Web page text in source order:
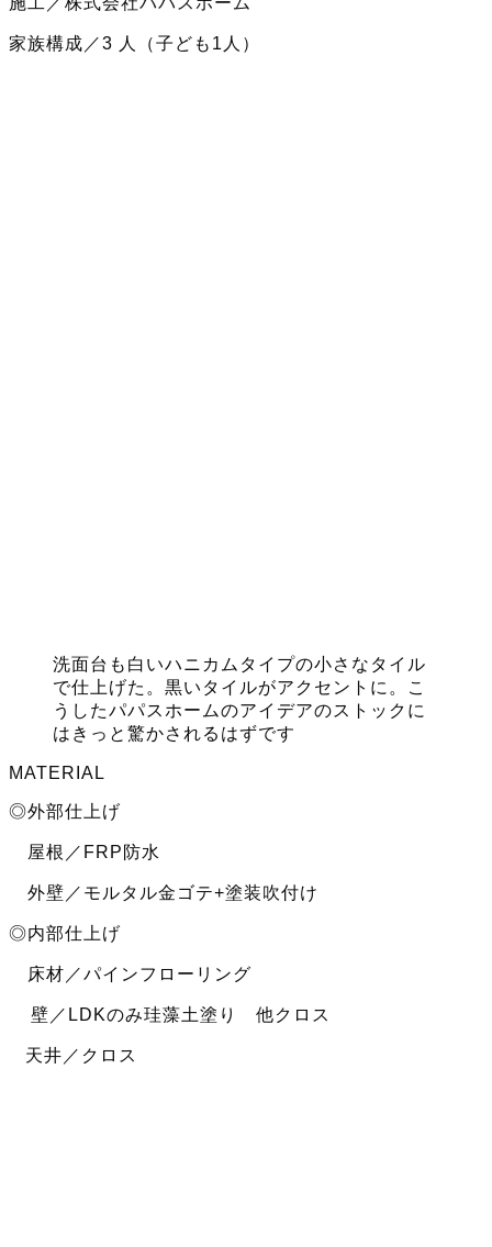
家族構成／3 人（子ども1人）
洗面台も白いハニカムタイプの小さなタイル
で仕上げた。黒いタイルがアクセントに。こ
うしたパパスホームのアイデアのストックに
はきっと驚かされるはずです
MATERIAL
◎外部仕上げ
屋根／FRP防水
外壁／モルタル金ゴテ+塗装吹付け
◎内部仕上げ
床材／パインフローリング
壁／LDKのみ珪藻土塗り 他クロス
天井／クロス